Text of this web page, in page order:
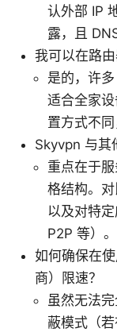
认外部 IP
露，且
我可以在路
是的，许
适合全家
置方式不同
Skyvpn 与其
重点在于
格结构。对
以及对特
P2P 等）。
如何确保在
商）限速？
虽然无法
蔽模式（